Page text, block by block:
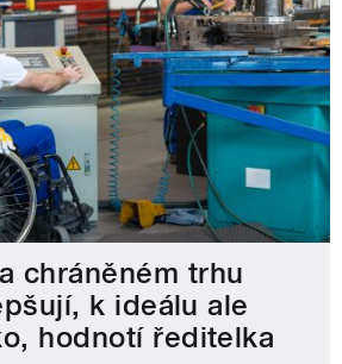
chráněném trhu
k ideálu ale
hodnotí ředitelka